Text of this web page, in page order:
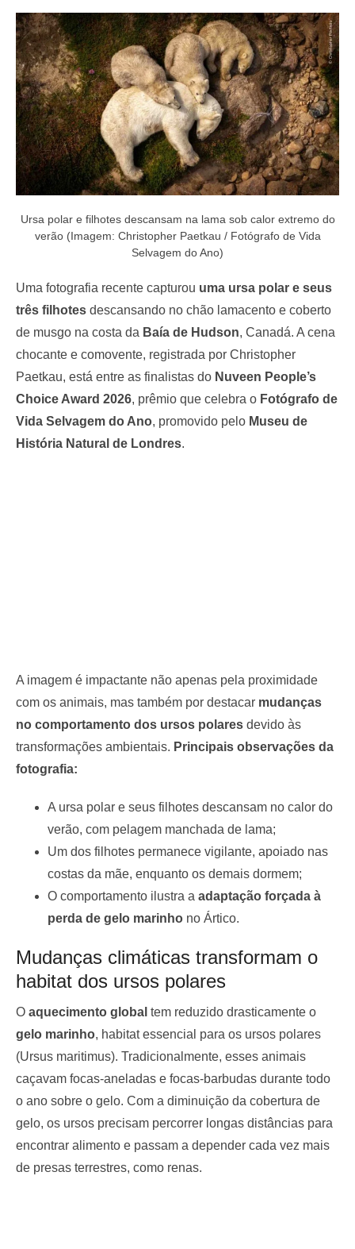
d
o
n
Ursa polar e filhotes descansam na lama sob calor extremo do
verão (Imagem: Christopher Paetkau / Fotógrafo de Vida
Selvagem do Ano)
Uma fotografia recente capturou uma ursa polar e seus
três filhotes descansando no chão lamacento e coberto
de musgo na costa da Baía de Hudson, Canadá. A cena
chocante e comovente, registrada por Christopher
Paetkau, está entre as finalistas do Nuveen People’s
Choice Award 2026, prêmio que celebra o Fotógrafo de
Vida Selvagem do Ano, promovido pelo Museu de
História Natural de Londres.
A imagem é impactante não apenas pela proximidade
com os animais, mas também por destacar mudanças
no comportamento dos ursos polares devido às
transformações ambientais. Principais observações da
fotografia:
A ursa polar e seus filhotes descansam no calor do
verão, com pelagem manchada de lama;
Um dos filhotes permanece vigilante, apoiado nas
costas da mãe, enquanto os demais dormem;
O comportamento ilustra a adaptação forçada à
perda de gelo marinho no Ártico.
Mudanças climáticas transformam o
habitat dos ursos polares
O aquecimento global tem reduzido drasticamente o
gelo marinho, habitat essencial para os ursos polares
(Ursus maritimus). Tradicionalmente, esses animais
caçavam focas-aneladas e focas-barbudas durante todo
o ano sobre o gelo. Com a diminuição da cobertura de
gelo, os ursos precisam percorrer longas distâncias para
encontrar alimento e passam a depender cada vez mais
de presas terrestres, como renas.